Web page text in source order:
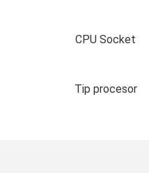
CPU Socket
Tip procesor